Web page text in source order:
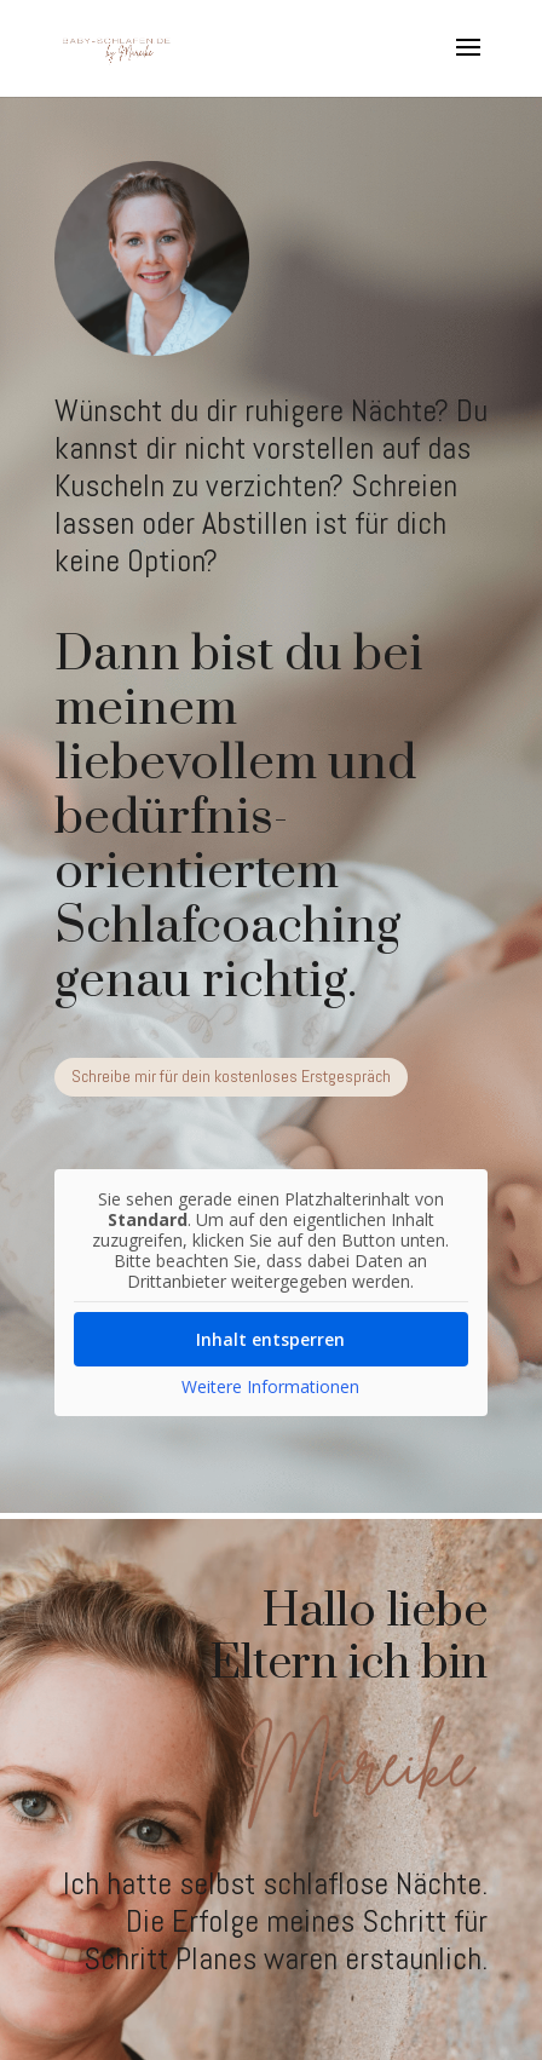
Wünscht du dir ruhigere Nächte? Du
kannst dir nicht vorstellen auf das
Kuscheln zu verzichten? Schreien
lassen oder Abstillen ist für dich
keine Option?
Dann bist du bei
meinem
liebevollem und
bedürfnis-
orientiertem
Schlafcoaching
genau richtig.
Schreibe mir für dein kostenloses Erstgespräch
Sie sehen gerade einen Platzhalterinhalt von
Standard. Um auf den eigentlichen Inhalt
zuzugreifen, klicken Sie auf den Button unten.
Bitte beachten Sie, dass dabei Daten an
Drittanbieter weitergegeben werden.
Inhalt entsperren
Weitere Informationen
Hallo liebe
Eltern ich bin
Ich hatte selbst schlaflose Nächte.
Die Erfolge meines Schritt für
Schritt Planes waren erstaunlich.